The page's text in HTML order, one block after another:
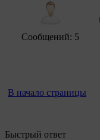
Сообщений: 5
В начало страницы
Быстрый ответ